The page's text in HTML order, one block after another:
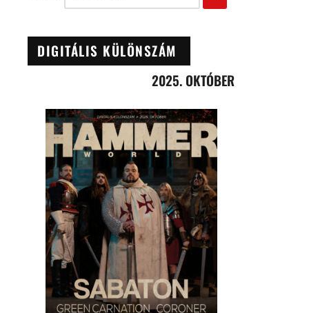
DIGITÁLIS KÜLÖNSZÁM
2025. OKTÓBER